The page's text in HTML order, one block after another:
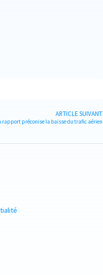
ARTICLE SUIVANT
rapport préconise la baisse du trafic aérien